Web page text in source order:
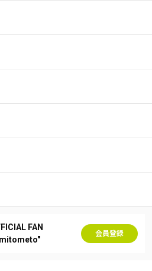
FAN
"mimitometo"
会員登録